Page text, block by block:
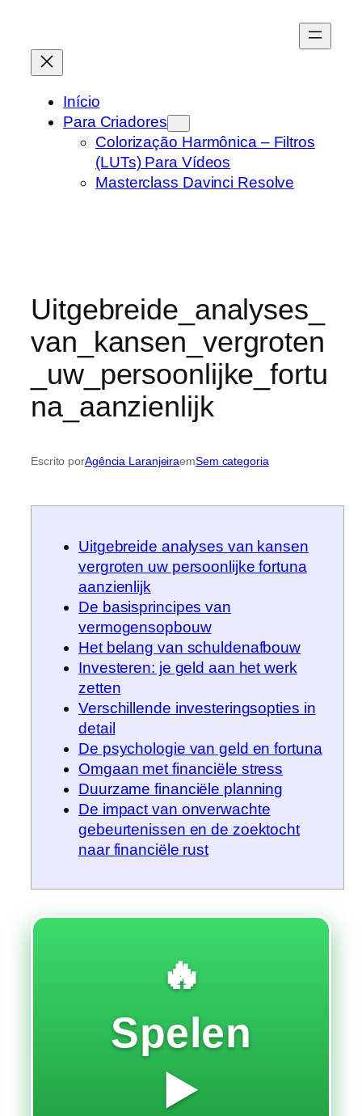
conteúdo
Início
Para Criadores
Colorização Harmônica – Filtros
(LUTs) Para Vídeos
Masterclass Davinci Resolve
Uitgebreide_analyses_
van_kansen_vergroten
_uw_persoonlijke_fortu
na_aanzienlijk
Escrito porAgência LaranjeiraemSem categoria
Uitgebreide analyses van kansen
vergroten uw persoonlijke fortuna
aanzienlijk
De basisprincipes van
vermogensopbouw
Het belang van schuldenafbouw
Investeren: je geld aan het werk
zetten
Verschillende investeringsopties in
detail
De psychologie van geld en fortuna
Omgaan met financiële stress
Duurzame financiële planning
De impact van onverwachte
gebeurtenissen en de zoektocht
naar financiële rust
🔥
Spelen
▶️